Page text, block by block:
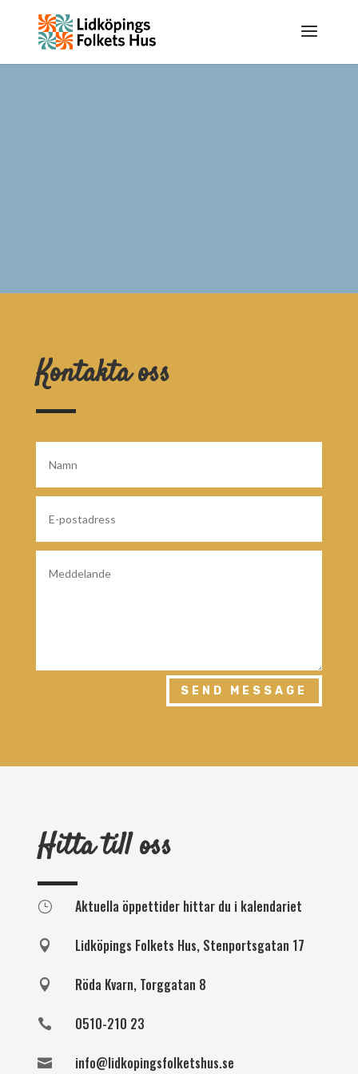
Kontakta oss
SEND MESSAGE
Hitta till oss
} Aktuella öppettider hittar du i kalendariet
 Lidköpings Folkets Hus, Stenportsgatan 17
 Röda Kvarn, Torggatan 8
 0510-210 23
 info@lidkopingsfolketshus.se